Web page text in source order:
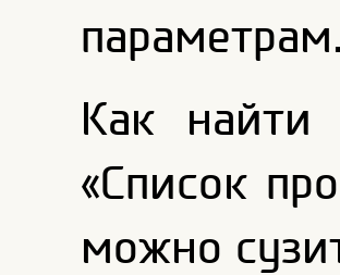
Как найти
«Список
можно